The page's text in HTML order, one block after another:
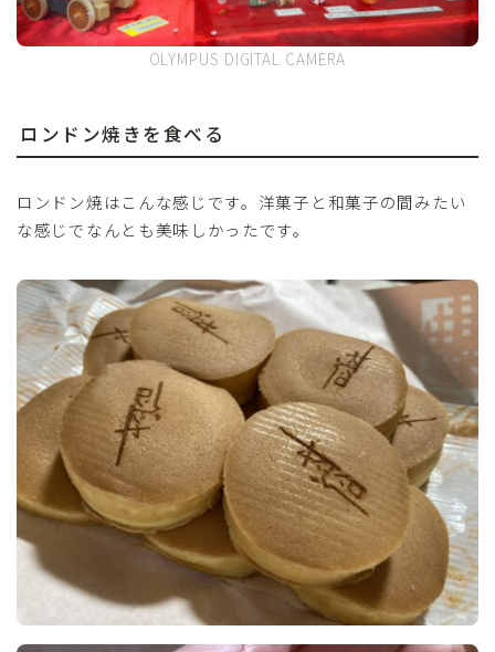
OLYMPUS DIGITAL CAMERA
ロンドン焼きを食べる
ロンドン焼はこんな感じです。洋菓子と和菓子の間みたい
な感じでなんとも美味しかったです。